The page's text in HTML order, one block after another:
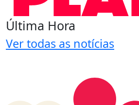
Última Hora
Ver todas as notícias